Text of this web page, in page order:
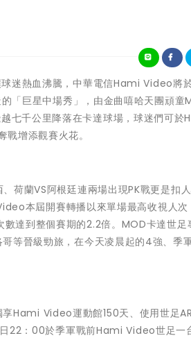
迷熱血沸騰，中華電信Hami Video將
「巨星中場秀」，由金曲嘻哈天團頑童
七千公里降落在卡達球場，球迷們可於
增添觀賽火花。
荷蘭VS阿根廷連兩場出現PK戰更是扣人
本屆開賽轉播以來單場最高收視人次
達到整個賽期的2.2倍。MOD卡達世足
等晉級勁旅，在今天凌晨起的4強、季
Hami Video運動館150天、使用世足
22：00於季軍戰前Hami Video世足一